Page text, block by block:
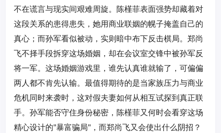
不在谎言与现实间艰难周旋。陈槿菲表面强势却藏着对
这段关系的患得患失，她用商业联姻的幌子掩盖自己的
真心；而孙军看似被动，实则暗中布下反击棋局。郑尚
飞不择手段拆穿这场婚姻，却在会议室交锋中被孙军反
将一军。这场婚姻游戏里，谁先认真谁就输了，可偏偏
两人都不肯先认输。最值得期待的是当家族压力与商业
危机同时来袭时，这对假夫妻如何从相互试探到真正联
手。孙军能否守住身份秘密，陈槿菲又何时会看穿这场
精心设计的"暴富骗局"，而郑尚飞又会使出什么阴招？